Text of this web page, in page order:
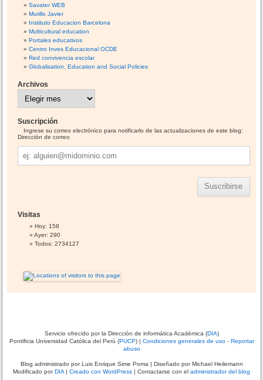
Savater WEB
Murillo Javier
Instituto Educacion Barcelona
Multicultural education
Portales educativos
Centro Inves Educacional OCDE
Red convivencia escolar
Globalisation, Education and Social Policies
Archivos
h
v
Suscripción
Ingrese su correo electrónico para notificarlo de las actualizaciones de este blog:
Dirección de correo
Dirección
de
correo
Visitas
Hoy: 158
Ayer: 290
Todos: 2734127
Servicio ofrecido por la Dirección de informática Académica (DIA)
Pontificia Universidad Católica del Perú (PUCP) | Condiciones generales de uso- Reportar
abuso
Blog administrado porLuis Enrique Sime Poma | Diseñado por Michael Heilemann
Modificado porDIA | Creado con WordPress | Contactarse con el administrador del blog